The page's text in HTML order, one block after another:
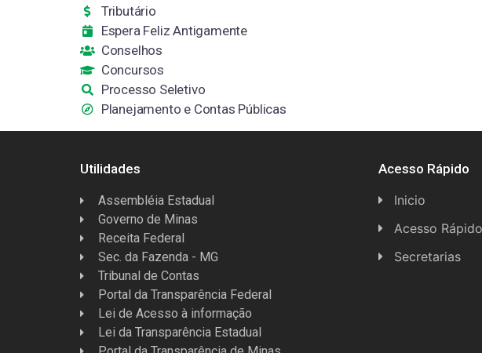
Tributário
Espera Feliz Antigamente
Conselhos
Concursos
Processo Seletivo
Planejamento e Contas Públicas
Utilidades
Assembléia Estadual
Governo de Minas
Receita Federal
Sec. da Fazenda - MG
Tribunal de Contas
Portal da Transparência Federal
Lei de Acesso à informação
Lei da Transparência Estadual
Acesso Rápido
Inicio
Acesso Rápido
Concursos
Secretarias